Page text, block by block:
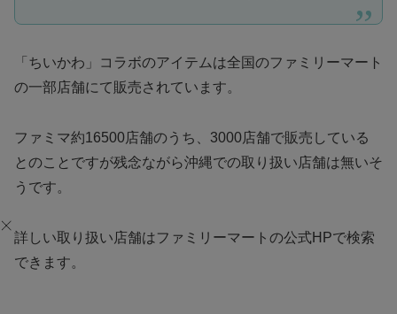
「ちいかわ」コラボのアイテムは全国のファミリーマート
の一部店舗にて販売されています。
ファミマ約16500店舗のうち、3000店舗で販売している
とのことですが残念ながら沖縄での取り扱い店舗は無いそ
うです。
詳しい取り扱い店舗はファミリーマートの公式HPで検索
できます。